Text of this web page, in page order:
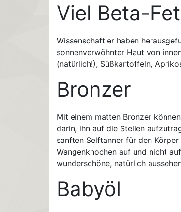
Viel Beta-
Wissenschaftler haben
sonnenverwöhnter Haut von
(natürlich!), Süßkartoffeln,
Bronzer
Mit einem matten Bronzer
darin, ihn auf die Stellen
sanften Selftanner für den
Wangenknochen auf und nicht
wunderschöne, natürlich
Babyöl